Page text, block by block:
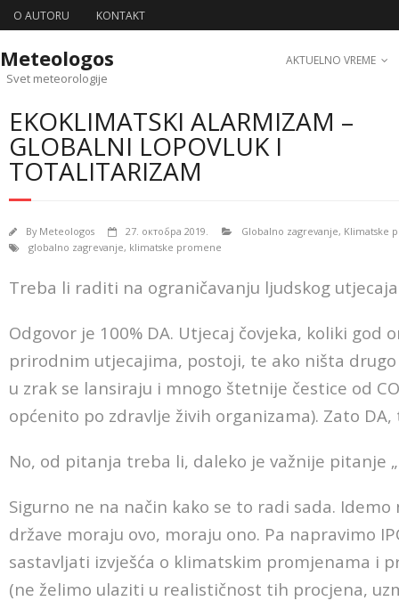
O AUTORU KONTAKT
Meteologos
Svet meteorologije
AKTUELNO VREME
EKOKLIMATSKI ALARMIZAM –
GLOBALNI LOPOVLUK I
TOTALITARIZAM
By Meteologos 27. октобра 2019. Globalno zagrevanje, Klimatske
globalno zagrevanje, klimatske promene
Treba li raditi na ograničavanju ljudskog
Odgovor je 100% DA. Utjecaj čovjeka, koliki god
prirodnim utjecajima, postoji, te ako ništa
u zrak se lansiraju i mnogo štetnije čestice od
općenito po zdravlje živih organizama). Zato DA,
No, od pitanja treba li, daleko je važnije pitanje
Sigurno ne na način kako se to radi sada. Idemo
države moraju ovo, moraju ono. Pa napravimo
sastavljati izvješća o klimatskim promjenama i
(ne želimo ulaziti u realističnost tih procjena,